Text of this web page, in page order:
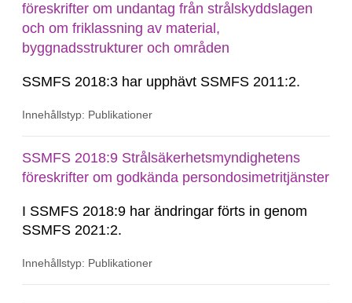
föreskrifter om undantag från strålskyddslagen
och om friklassning av material,
byggnadsstrukturer och områden
SSMFS 2018:3 har upphävt SSMFS 2011:2.
Innehållstyp: Publikationer
SSMFS 2018:9 Strålsäkerhetsmyndighetens
föreskrifter om godkända persondosimetritjänster
I SSMFS 2018:9 har ändringar förts in genom
SSMFS 2021:2.
Innehållstyp: Publikationer